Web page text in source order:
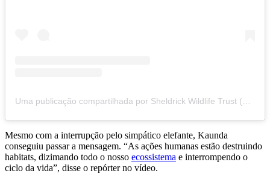
Mesmo com a interrupção pelo simpático elefante, Kaunda
conseguiu passar a mensagem. “As ações humanas estão destruindo
habitats, dizimando todo o nosso ecossistema e interrompendo o
ciclo da vida”, disse o repórter no vídeo.